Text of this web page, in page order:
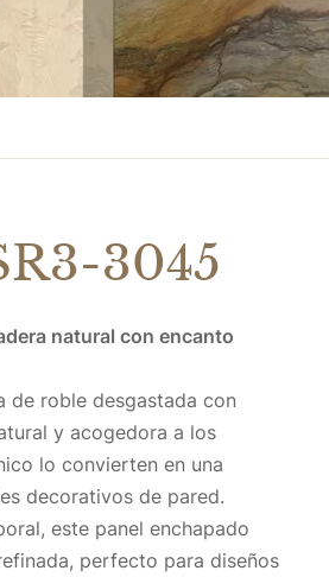
3045
natural con encanto
de roble desgastada con
y acogedora a los
lo convierten en una
decorativos de pared.
este panel enchapado
perfecto para diseños